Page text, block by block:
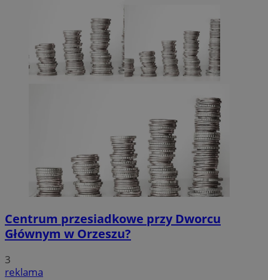
Centrum przesiadkowe przy Dworcu
Głównym w Orzeszu?
3
reklama